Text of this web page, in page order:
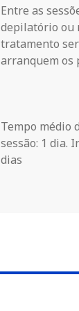
Entre as
depilatório ou
tratamento
arranquem os
Tempo médio
sessão: 1 dia.
dias